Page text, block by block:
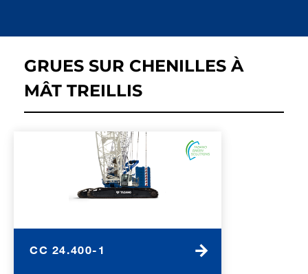
GRUES SUR CHENILLES À
MÂT TREILLIS
CC 24.400-1